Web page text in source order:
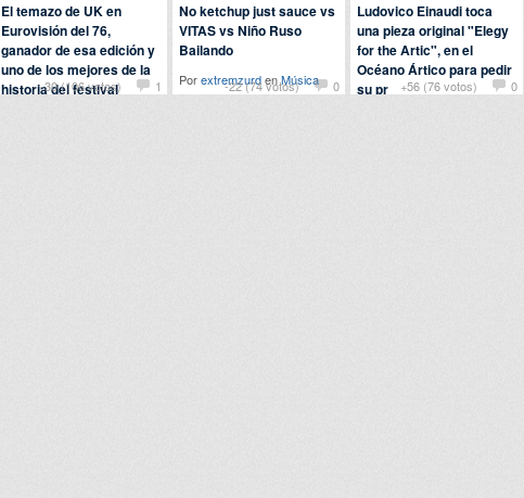
-30 (106 votos) 1
El temazo de UK en
Eurovisión del 76,
ganador de esa edición y
uno de los mejores de la
historia del festival
-22 (74 votos) 0
No ketchup just sauce vs
VITAS vs Niño Ruso
Bailando
PorextremzurdenMúsica +56 (76 votos) 0
Ludovico Einaudi toca
una pieza original "Elegy
for the Artic", en el
Océano Ártico para pedir
su pr